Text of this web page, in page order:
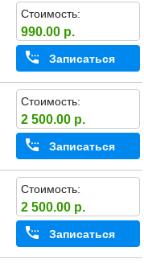
Стоимость:
990.00 р.
Записаться
Стоимость:
2 500.00 р.
Записаться
Стоимость:
2 500.00 р.
Записаться